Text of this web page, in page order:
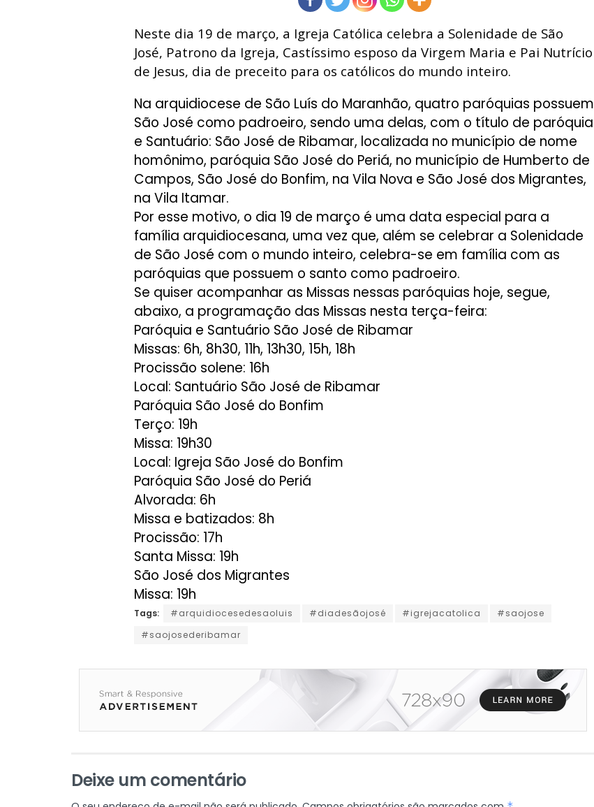
Neste dia 19 de março, a Igreja Católica celebra a Solenidade de São
José, Patrono da Igreja, Castíssimo esposo da Virgem Maria e Pai Nutrício
de Jesus, dia de preceito para os católicos do mundo inteiro.
Na arquidiocese de São Luís do Maranhão, quatro paróquias possuem
São José como padroeiro, sendo uma delas, com o título de paróquia
e Santuário: São José de Ribamar, localizada no município de nome
homônimo, paróquia São José do Periá, no município de Humberto de
Campos, São José do Bonfim, na Vila Nova e São José dos Migrantes,
na Vila Itamar.
Por esse motivo, o dia 19 de março é uma data especial para a
família arquidiocesana, uma vez que, além se celebrar a Solenidade
de São José com o mundo inteiro, celebra-se em família com as
paróquias que possuem o santo como padroeiro.
Se quiser acompanhar as Missas nessas paróquias hoje, segue,
abaixo, a programação das Missas nesta terça-feira:
Paróquia e Santuário São José de Ribamar
Missas: 6h, 8h30, 11h, 13h30, 15h, 18h
Procissão solene: 16h
Local: Santuário São José de Ribamar
Paróquia São José do Bonfim
Terço: 19h
Missa: 19h30
Local: Igreja São José do Bonfim
Paróquia São José do Periá
Alvorada: 6h
Missa e batizados: 8h
Procissão: 17h
Santa Missa: 19h
São José dos Migrantes
Missa: 19h
Tags: #arquidiocesedesaoluis #diadesãojosé #igrejacatolica
#saojose
#saojosederibamar
Deixe um comentário